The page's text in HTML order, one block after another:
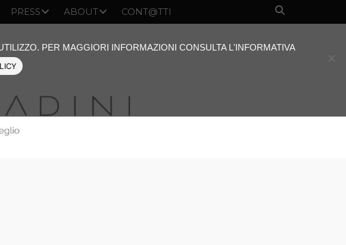
PRESS ABOUT CONT@TTI
PER MAGGIORI INFORMAZIONI CONSULTA L'INFORMATIVA